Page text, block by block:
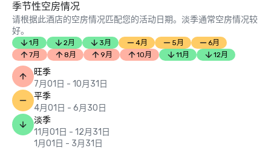
季节性空房情况
请根据此酒店的空房情况匹配您的活动日期。淡季通常空房情况较
好。
1月 2月 3月 4月 5月
6月
7月
8月 9月 10月 11月 12月
旺季
7月01日 - 10月31日
平季
4月01日 - 6月30日
淡季
11月01日 - 12月31日
1月01日 - 3月31日